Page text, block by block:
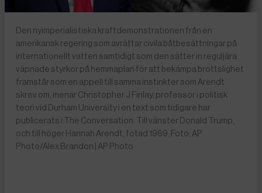
Den nyimperialistiska kraftdemonstrationen från en
amerikansk regering som avrättar civila båtbesättningar på
internationellt vatten samtidigt som den sätter in reguljära
väpnade styrkor på hemmaplan för att bekämpa brottslighet
framstår som en appell till samma instinkter som Arendt
skrev om, menar Christopher J Finlay, professor i politisk
teori vid Durham University i en text som tidigare har
publicerats i The Conversation. Till vänster Donald Trump,
och till höger Hannah Arendt, fotad 1969. Foto: AP
Photo/Alex Brandon | AP Photo